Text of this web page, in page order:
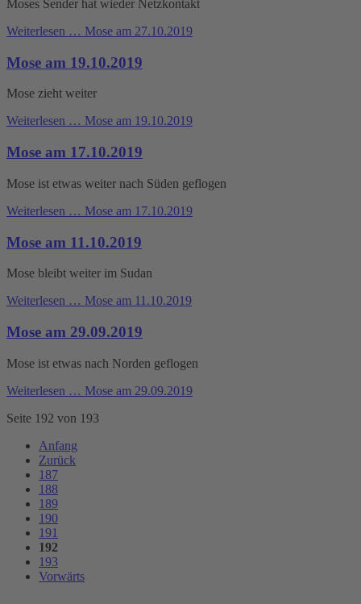
Moses Sender hat wieder Netzkontakt
Weiterlesen … Mose am 27.10.2019
Mose am 19.10.2019
Mose zieht weiter
Weiterlesen … Mose am 19.10.2019
Mose am 17.10.2019
Mose ist etwas weiter nach Süden geflogen
Weiterlesen … Mose am 17.10.2019
Mose am 11.10.2019
Mose bleibt weiter im Sudan
Weiterlesen … Mose am 11.10.2019
Mose am 29.09.2019
Mose ist etwas nach Norden geflogen
Weiterlesen … Mose am 29.09.2019
Seite 192 von 193
Anfang
Zurück
187
188
189
190
191
192
193
Vorwärts